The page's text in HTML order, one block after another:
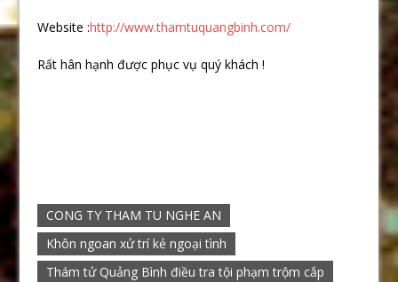
Website :http://www.thamtuquangbinh.com/
Rất hân hạnh được phục vụ quý khách !
CONG TY THAM TU NGHE AN
Khôn ngoan xử trí kẻ ngoại tình
Thám tử Quảng Bình điều tra tội phạm trộm cắp